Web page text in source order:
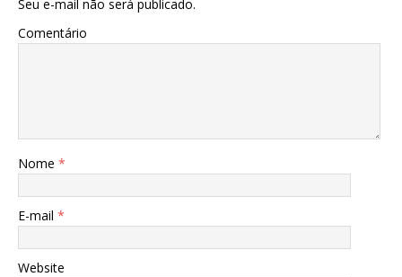
Seu e-mail não será publicado.
Comentário
Nome *
E-mail *
Website